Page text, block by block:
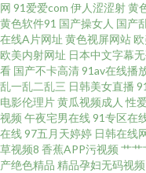
电影网 国产精品久久久久久
亚洲 尤物在线 丝袜美腿娉婷
线观看免 久热国产 91夜射猫
线 青青青久操无码 国产做受
网 91爱爱com 伊人涩涩射黄
黄色软件91 国产操女人 国产
在线A片网址 黄色视屏网站
欧美内射网址 日本中文字幕
看 国产不卡高清91av在线播
乱一乱二乱三 日韩美女直播
电影伦理片黄瓜视频成人 性
视频 午夜宅男在线91专区在
在线97五月天婷婷 日韩在线
草视频8 香蕉APP污视频 艹艹
产绝色精品 精品孕妇无码视频